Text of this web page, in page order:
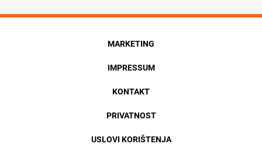
MARKETING
IMPRESSUM
KONTAKT
PRIVATNOST
USLOVI KORIŠTENJA